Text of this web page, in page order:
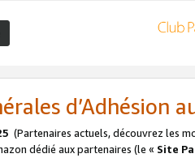
d’Adhésion
(Partenaires actuels, découvrez les
dédié aux partenaires (le « Site